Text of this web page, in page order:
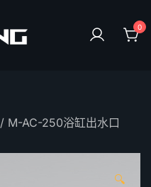
0
/ M-AC-250浴缸出水口
🔍